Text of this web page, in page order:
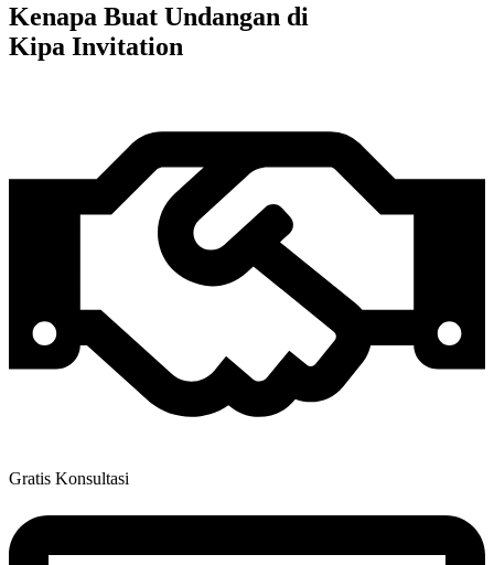
Kenapa Buat Undangan di
Kipa Invitation
Gratis Konsultasi